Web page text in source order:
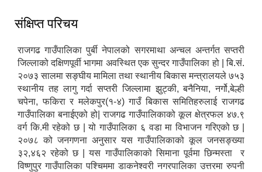
संक्षिप्त परिचय
राजगढ गाउँपालिका पुर्बी नेपालको सगरमाथा अन्चल अन्तर्गत सप्तरी
जिल्लाको दक्षिणपूर्वी भागमा अवस्थित एक सुन्दर गाउँपालिका हो | बि.सं.
२०७३ सालमा सङ्घीय मामिला तथा स्थानीय बिकास मन्त्रालयले ७५३
स्थानीय तह लागु गर्दा सप्तरी जिल्लामा झुट्की, बनैनिया, नर्गो,बेल्ही
चपेना, फकिरा र मलेकपुर(१-४) गाउँ बिकास समितिहरुलाई राजगढ
गाउँपालिका बनाईएको हो| राजगढ गाउँपालिकाको कूल क्षेत्रफल ४७.९
वर्ग कि.मी रहेको छ | यो गाउँपालिका ६ वडा मा विभाजन गरिएको छ |
२०७८ को जनगणना अनुसार यस गाउँपालिकाको कूल जनसङ्ख्या
३२,४६२ रहेको छ | यस गाउँपालिकाको सिमाना पूर्वमा छिन्मस्ता र
विष्णुपुर गाउँपालिका पश्चिममा डाकनेश्वरी नगरपालिका उत्तरमा रुपनी